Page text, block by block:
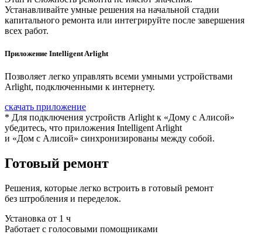
Устанавливайте умные решения на начальной стадии
капитального ремонта или интегрируйте после завершения
всех работ.
Приложение Intelligent Arlight
Позволяет легко управлять всеми умными устройствами
Arlight, подключенными к интернету.
скачать приложение
* Для подключения устройств Arlight к «Дому с Алисой»
убедитесь, что приложения Intelligent Arlight
и «Дом с Алисой» синхронизированы между собой.
Готовый ремонт
Решения, которые легко встроить в готовый ремонт
без штробления и переделок.
Установка от 1 ч
Работает с голосовыми помощниками